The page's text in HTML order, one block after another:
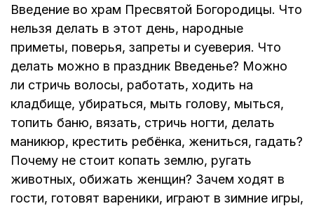
Введение во храм Пресвятой Богородицы. Что
нельзя делать в этот день, народные
приметы, поверья, запреты и суеверия. Что
делать можно в праздник Введенье? Можно
ли стричь волосы, работать, ходить на
кладбище, убираться, мыть голову, мыться,
топить баню, вязать, стричь ногти, делать
маникюр, крестить ребёнка, жениться, гадать?
Почему не стоит копать землю, ругать
животных, обижать женщин? Зачем ходят в
гости, готовят вареники, играют в зимние игры,